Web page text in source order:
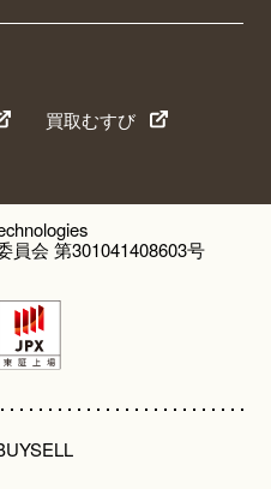
買取むすび
員会 第301041408603号